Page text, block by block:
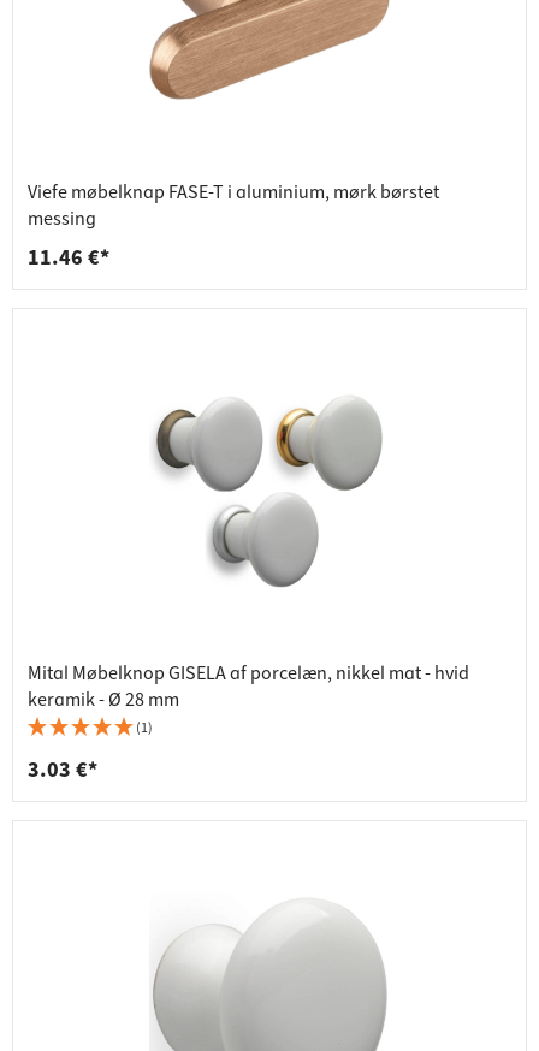
Viefe møbelknap FASE-T i aluminium, mørk børstet
messing
11.46 €*
Mital Møbelknop GISELA af porcelæn, nikkel mat - hvid
keramik - Ø 28 mm
(1)
3.03 €*